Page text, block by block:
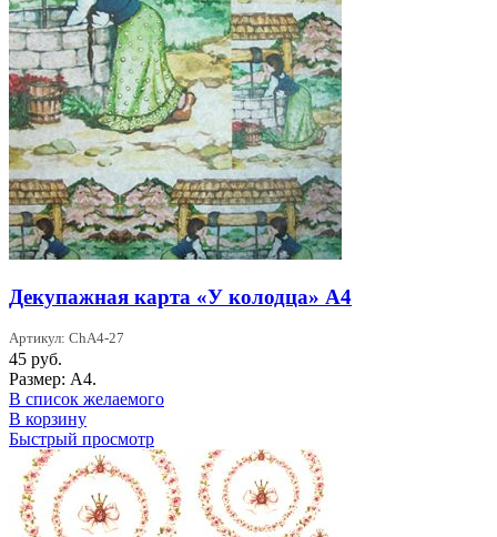
Декупажная карта «У колодца» А4
Артикул: ChA4-27
45 руб.
Размер: А4.
В список желаемого
В корзину
Быстрый просмотр